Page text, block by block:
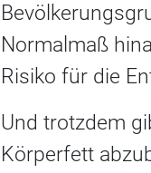
Normalmaß
Risiko für die
Und trotzdem
Körperfett